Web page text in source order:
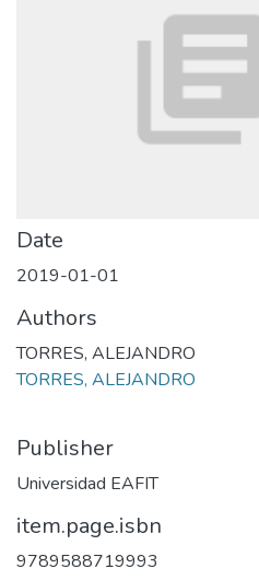
Date
2019-01-01
Authors
TORRES, ALEJANDRO
TORRES, ALEJANDRO
Publisher
Universidad EAFIT
item.page.isbn
9789588719993